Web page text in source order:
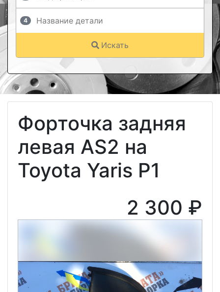
4
Искать
Форточка задняя
левая АS2 на
Toyota Yaris P1
2 300 ₽